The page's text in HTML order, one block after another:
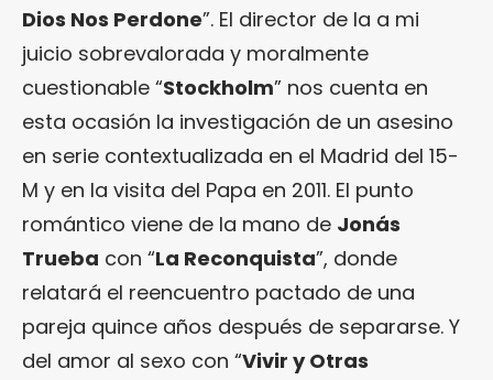
Dios Nos Perdone”. El director de la a mi
juicio sobrevalorada y moralmente
cuestionable “Stockholm” nos cuenta en
esta ocasión la investigación de un asesino
en serie contextualizada en el Madrid del 15-
M y en la visita del Papa en 2011. El punto
romántico viene de la mano de Jonás
Trueba con “La Reconquista”, donde
relatará el reencuentro pactado de una
pareja quince años después de separarse. Y
del amor al sexo con “Vivir y Otras